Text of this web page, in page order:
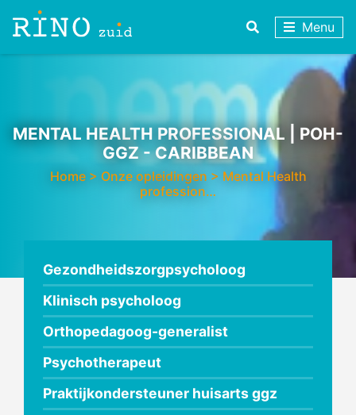
Menu
MENTAL HEALTH PROFESSIONAL | POH-
GGZ - CARIBBEAN
Home> Onze opleidingen > Mental Health
profession…
Gezondheidszorgpsycholoog
Klinisch psycholoog
Orthopedagoog-generalist
Psychotherapeut
Praktijkondersteuner huisarts ggz